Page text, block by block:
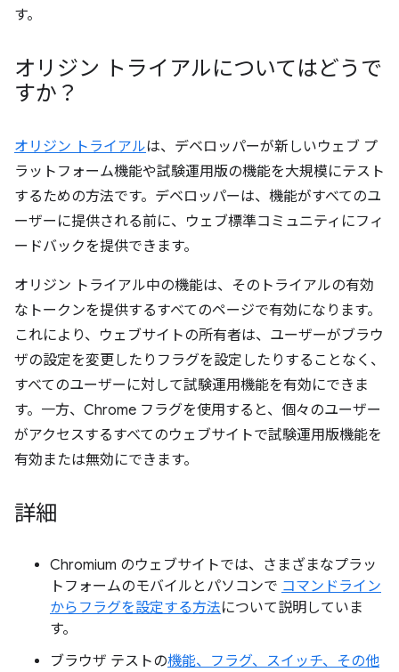
す。
オリジン トライアルについてはどうで
すか？
オリジン トライアルは、デベロッパーが新しいウェブ プ
ラットフォーム機能や試験運用版の機能を大規模にテスト
するための方法です。デベロッパーは、機能がすべてのユ
ーザーに提供される前に、ウェブ標準コミュニティにフィ
ードバックを提供できます。
オリジン トライアル中の機能は、そのトライアルの有効
なトークンを提供するすべてのページで有効になります。
これにより、ウェブサイトの所有者は、ユーザーがブラウ
ザの設定を変更したりフラグを設定したりすることなく、
すべてのユーザーに対して試験運用機能を有効にできま
す。一方、Chrome フラグを使用すると、個々のユーザー
がアクセスするすべてのウェブサイトで試験運用版機能を
有効または無効にできます。
詳細
Chromium のウェブサイトでは、さまざまなプラッ
トフォームのモバイルとパソコンで コマンドライン
からフラグを設定する方法について説明していま
す。
ブラウザ テストの機能、フラグ、スイッチ、その他